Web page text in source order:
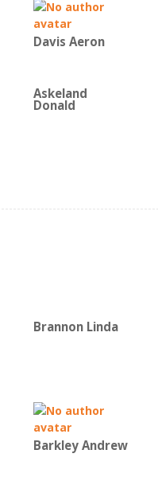
Davis Aeron
Askeland
Donald
Brannon Linda
Barkley Andrew